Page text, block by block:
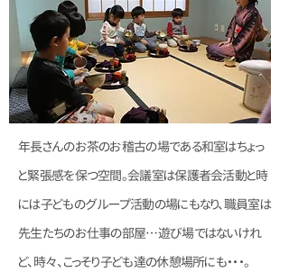
年長さんのお茶のお稽古の場である和室はちょっ
と緊張感を保つ空間。会議室は保護者会活動と時
には子どものグループ活動の場にもなり、職員室は
先生たちのお仕事の部屋…遊び場ではないけれ
ど、時々、こっそり子ども達の休憩場所にも・・・。